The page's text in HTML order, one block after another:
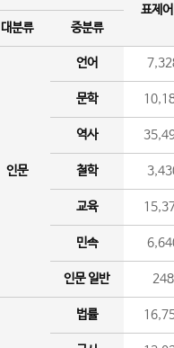
표제
대분류
중분류
인문
언어
문학
역사
철학
교육
민속
인문 일반 248
법률